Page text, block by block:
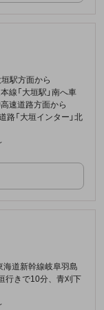
駅方面から
線「大垣駅」南へ車
速道路方面から
路「大垣インター」北
海道新幹線岐阜羽島
行きで10分、青刈下